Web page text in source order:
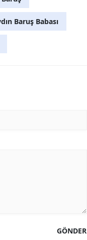
Muğla
Baruş Babası
GÖNDER